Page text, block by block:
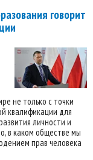
говорит
не только с точки
квалификации для
личности и
в каком обществе мы
прав человека